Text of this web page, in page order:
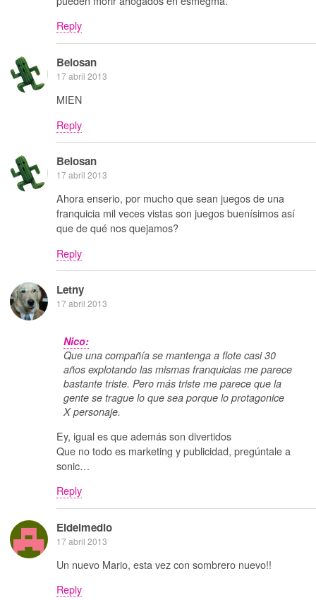
Reply
Belosan
17 abril 2013
MIEN
Reply
Belosan
17 abril 2013
Ahora enserio, por mucho que sean juegos de una
franquicia mil veces vistas son juegos buenísimos así
que de qué nos quejamos?
Reply
Letny
17 abril 2013
Nico:
Que una compañía se mantenga a flote casi 30
años explotando las mismas franquicias me parece
bastante triste. Pero más triste me parece que la
gente se trague lo que sea porque lo protagonice
X personaje.
Ey, igual es que además son divertidos
Que no todo es marketing y publicidad, pregúntale a
sonic…
Reply
Eldelmedio
17 abril 2013
Un nuevo Mario, esta vez con sombrero nuevo!!
Reply